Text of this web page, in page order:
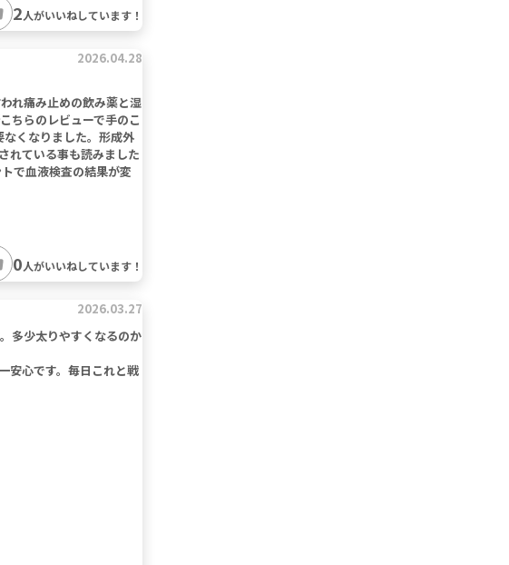
2人がいいねしています！
2026.04.28
れ痛み止めの飲み薬と湿
ちらのレビューで手のこ
くなりました。形成外
れている事も読みました
で血液検査の結果が変
0人がいいねしています！
2026.03.27
多少太りやすくなるのか
安心です。毎日これと戦